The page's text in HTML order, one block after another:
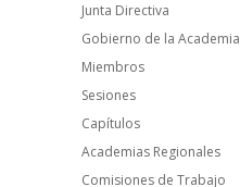
Junta Directiva
Gobierno de la Academia
Miembros
Sesiones
Capítulos
Academias Regionales
Comisiones de Trabajo